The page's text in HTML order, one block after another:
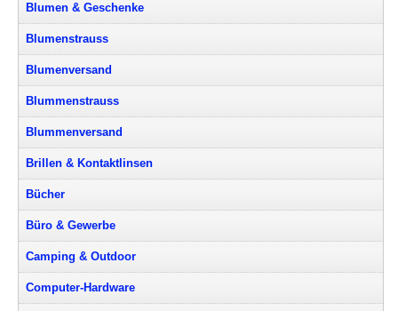
Blumen & Geschenke
Blumenstrauss
Blumenversand
Blummenstrauss
Blummenversand
Brillen & Kontaktlinsen
Bücher
Büro & Gewerbe
Camping & Outdoor
Computer-Hardware